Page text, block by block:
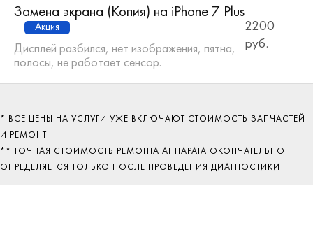
Замена экрана (Копия) на iPhone 7 Plus
Акция
Дисплей разбился, нет изображения, пятна,
полосы, не работает сенсор.
2200
руб.
* ВСЕ ЦЕНЫ НА УСЛУГИ УЖЕ ВКЛЮЧАЮТ СТОИМОСТЬ ЗАПЧАСТЕЙ
И РЕМОНТ
** ТОЧНАЯ СТОИМОСТЬ РЕМОНТА АППАРАТА ОКОНЧАТЕЛЬНО
ОПРЕДЕЛЯЕТСЯ ТОЛЬКО ПОСЛЕ ПРОВЕДЕНИЯ ДИАГНОСТИКИ